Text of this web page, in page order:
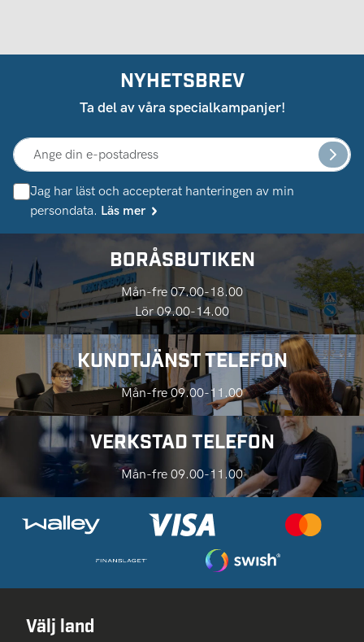
NYHETSBREV
Ta del av våra specialkampanjer!
Jag har läst och accepterat hanteringen av min
persondata. Läs mer
BORÅSBUTIKEN
Mån-fre 07.00-18.00
Lör 09.00-14.00
KUNDTJÄNST TELEFON
Mån-fre 09.00-11.00
VERKSTAD TELEFON
Mån-fre 09.00-11.00
Välj land